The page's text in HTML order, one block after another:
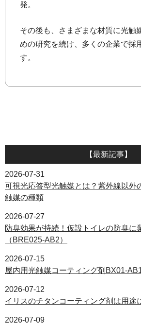
発。
その後も、さまざまな材質に光触
めの研究を続け、多くの企業で採
す。
【最新記事】
2026-07-31
可視光応答型光触媒とは？紫外線以外
触媒の種類
2026-07-27
防臭効果が持続！仮設トイレの防臭に
（BRE025-AB2）
2026-07-15
屋内用光触媒コーティング剤BX01-
2026-07-12
イリスのチタンコーティング剤は用途
2026-07-09